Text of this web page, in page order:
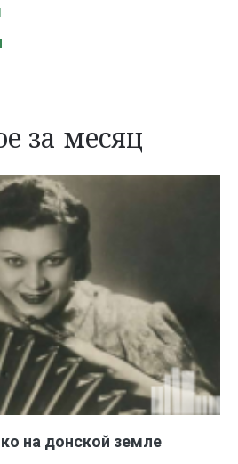
за месяц
на донской земле